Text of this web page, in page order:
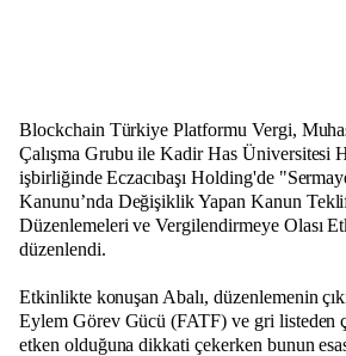
Blockchain Türkiye Platformu Vergi,
Çalışma Grubu ile Kadir Has Üniversitesi
işbirliğinde Eczacıbaşı Holding'de
Kanunu’nda Değişiklik Yapan Kanun
Düzenlemeleri ve Vergilendirmeye Olası
düzenlendi.
Etkinlikte konuşan Abalı, düzenlemenin
Eylem Görev Gücü (FATF) ve gri listeden
etken olduğuna dikkati çekerken bunun